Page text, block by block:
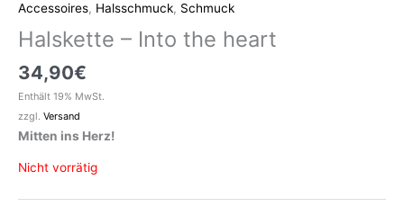
Accessoires, Halsschmuck, Schmuck
Halskette – Into the heart
34,90€
Enthält 19% MwSt.
zzgl. Versand
Mitten ins Herz!
Nicht vorrätig